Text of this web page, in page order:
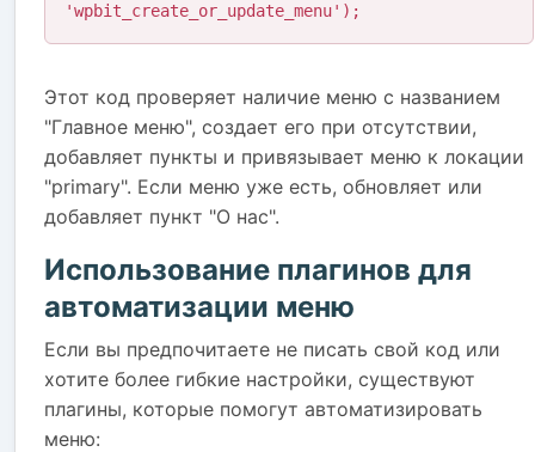
'wpbit_create_or_update_menu');
Этот код проверяет наличие меню с названием
"Главное меню", создает его при отсутствии,
добавляет пункты и привязывает меню к локации
"primary". Если меню уже есть, обновляет или
добавляет пункт "О нас".
Использование плагинов для
автоматизации меню
Если вы предпочитаете не писать свой код или
хотите более гибкие настройки, существуют
плагины, которые помогут автоматизировать
меню: